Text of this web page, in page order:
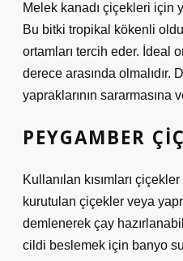
Melek kanadı çiçekleri için
Bu bitki tropikal kökenli
ortamları tercih eder. İdeal
derece arasında olmalıdır.
yapraklarının sararmasına
PEYGAMBER
Kullanılan kısımları
kurutulan çiçekler veya
demlenerek çay
cildi beslemek için banyo